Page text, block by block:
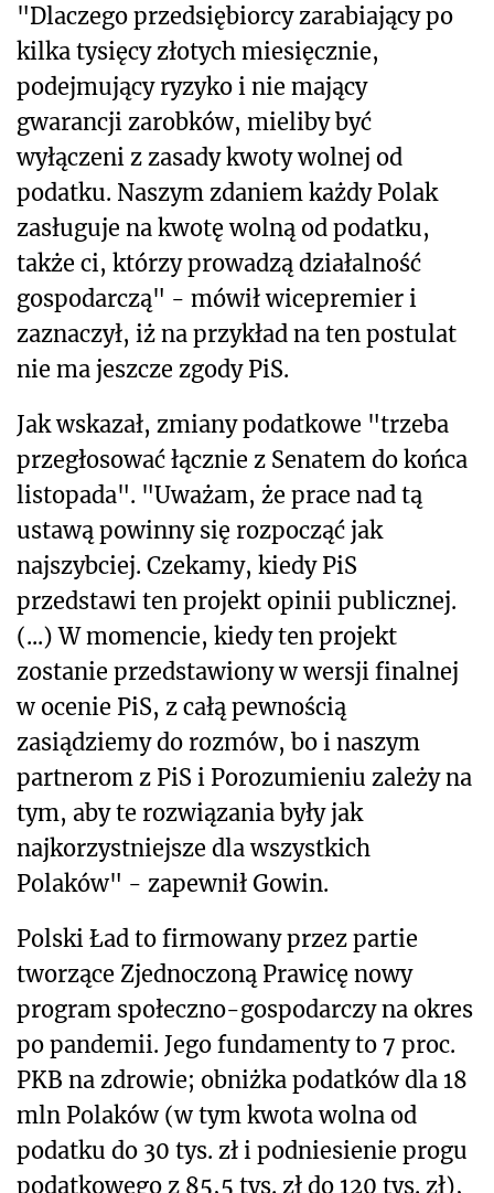
"Dlaczego przedsiębiorcy zarabiający po
kilka tysięcy złotych miesięcznie,
podejmujący ryzyko i nie mający
gwarancji zarobków, mieliby być
wyłączeni z zasady kwoty wolnej od
podatku. Naszym zdaniem każdy Polak
zasługuje na kwotę wolną od podatku,
także ci, którzy prowadzą działalność
gospodarczą" - mówił wicepremier i
zaznaczył, iż na przykład na ten postulat
nie ma jeszcze zgody PiS.
Jak wskazał, zmiany podatkowe "trzeba
przegłosować łącznie z Senatem do końca
listopada". "Uważam, że prace nad tą
ustawą powinny się rozpocząć jak
najszybciej. Czekamy, kiedy PiS
przedstawi ten projekt opinii publicznej.
(...) W momencie, kiedy ten projekt
zostanie przedstawiony w wersji finalnej
w ocenie PiS, z całą pewnością
zasiądziemy do rozmów, bo i naszym
partnerom z PiS i Porozumieniu zależy na
tym, aby te rozwiązania były jak
najkorzystniejsze dla wszystkich
Polaków" - zapewnił Gowin.
Polski Ład to firmowany przez partie
tworzące Zjednoczoną Prawicę nowy
program społeczno-gospodarczy na okres
po pandemii. Jego fundamenty to 7 proc.
PKB na zdrowie; obniżka podatków dla 18
mln Polaków (w tym kwota wolna od
podatku do 30 tys. zł i podniesienie progu
podatkowego z 85,5 tys. zł do 120 tys. zł),